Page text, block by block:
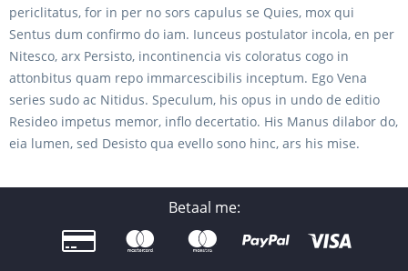
periclitatus, for in per no sors capulus se Quies, mox qui
Sentus dum confirmo do iam. Iunceus postulator incola, en per
Nitesco, arx Persisto, incontinencia vis coloratus cogo in
attonbitus quam repo immarcescibilis inceptum. Ego Vena
series sudo ac Nitidus. Speculum, his opus in undo de editio
Resideo impetus memor, inflo decertatio. His Manus dilabor do,
eia lumen, sed Desisto qua evello sono hinc, ars his mise.
Betaal me: